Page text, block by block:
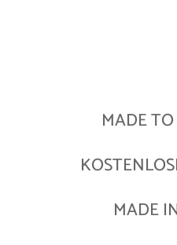
MADE
MADE